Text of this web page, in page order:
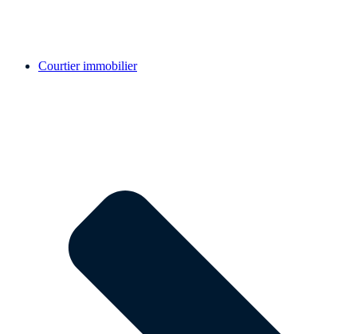
Courtier immobilier